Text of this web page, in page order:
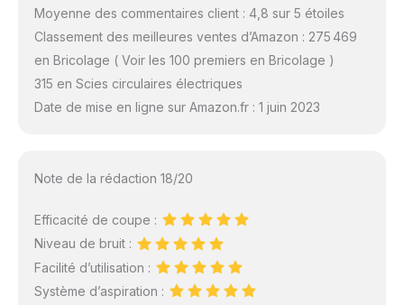
Moyenne des commentaires client : 4,8 sur 5 étoiles
Classement des meilleures ventes d’Amazon : 275 469
en Bricolage ( Voir les 100 premiers en Bricolage )
315 en Scies circulaires électriques
Date de mise en ligne sur Amazon.fr : 1 juin 2023
Note de la rédaction 18/20
Efficacité de coupe :
Niveau de bruit :
Facilité d’utilisation :
Système d’aspiration :